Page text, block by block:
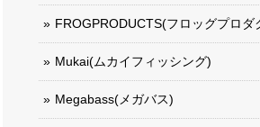
FROGPRODUCTS(フロッグプロダ
Mukai(ムカイフィッシング)
Megabass(メガバス)